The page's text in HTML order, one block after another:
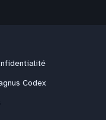
Codex